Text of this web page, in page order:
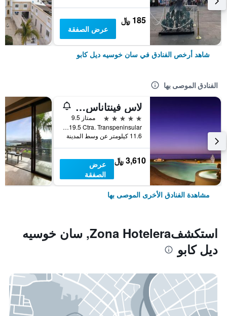
185 ﷼
عرض الصفقة
شاهد أرخص الفنادق في سان خوسيه ديل كابو
الفنادق الموصى بها
لاس فينتاناس ألباريزو، أحد منتجعات روزود
5 نجوم
ممتاز 9.5
KM 19.5 Ctra. Transpeninsular, سان خوسيه ديل كابو, ولاية باخا كاليفورنيا سور, المكسيك
11.6 كيلومتر عن وسط المدينة
3,610 ﷼
عرض
الصفقة
مشاهدة الفنادق الأخرى الموصى بها
استكشفZona Hotelera, سان خوسيه
ديل كابو